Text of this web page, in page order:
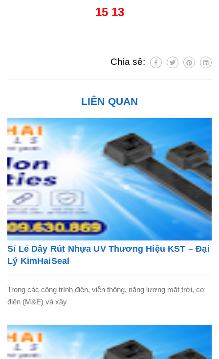
15 13
Chia sẻ:
LIÊN QUAN
Sỉ Lẻ Dây Rút Nhựa UV Thương Hiệu KST – Đại
Lý KimHaiSeal
Trong các công trình điện, viễn thông, năng lượng mặt trời, cơ
điện (M&E) và xây